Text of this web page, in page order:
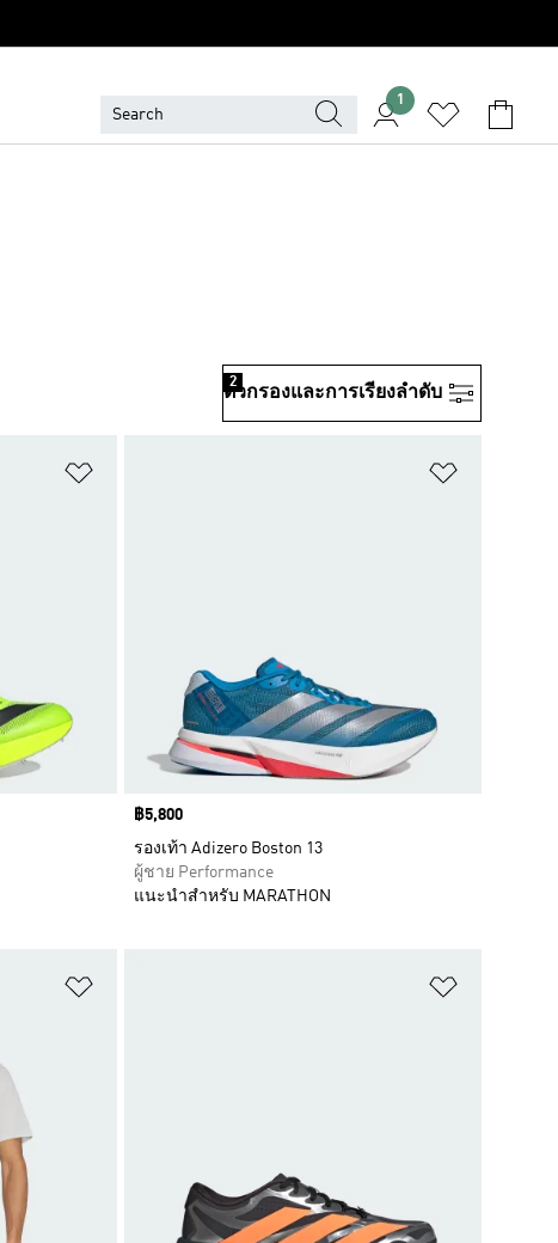
1
ตัวกรองและการเรียงลําดับ
2
Price
฿5,800
รองเท้า Adizero Boston 13
ผู้ชาย Performance
แนะนำสำหรับ MARATHON